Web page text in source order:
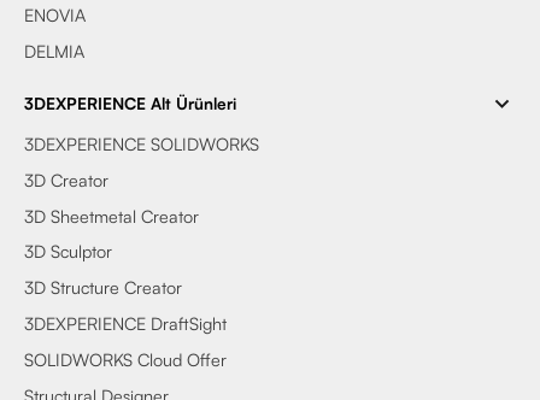
ENOVIA
DELMIA
3DEXPERIENCE Alt Ürünleri
3DEXPERIENCE SOLIDWORKS
3D Creator
3D Sheetmetal Creator
3D Sculptor
3D Structure Creator
3DEXPERIENCE DraftSight
SOLIDWORKS Cloud Offer
Structural Designer